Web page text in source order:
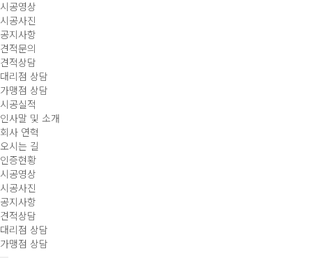
시공영상
시공사진
공지사항
견적문의
견적상담
대리점 상담
가맹점 상담
시공실적
인사말 및 소개
회사 연혁
오시는 길
인증현황
시공영상
시공사진
공지사항
견적상담
대리점 상담
가맹점 상담